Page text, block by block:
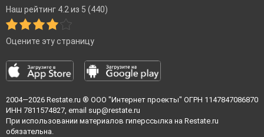
Наш рейтинг 4.2 из 5 (440)
Оцените эту страницу
2004—2026 Restate.ru ® ООО "Интернет проекты" ОГРН 1147847086870
ИНН 7811574827, email sup@restate.ru
При использовании материалов гиперссылка на Restate.ru
обязательна.